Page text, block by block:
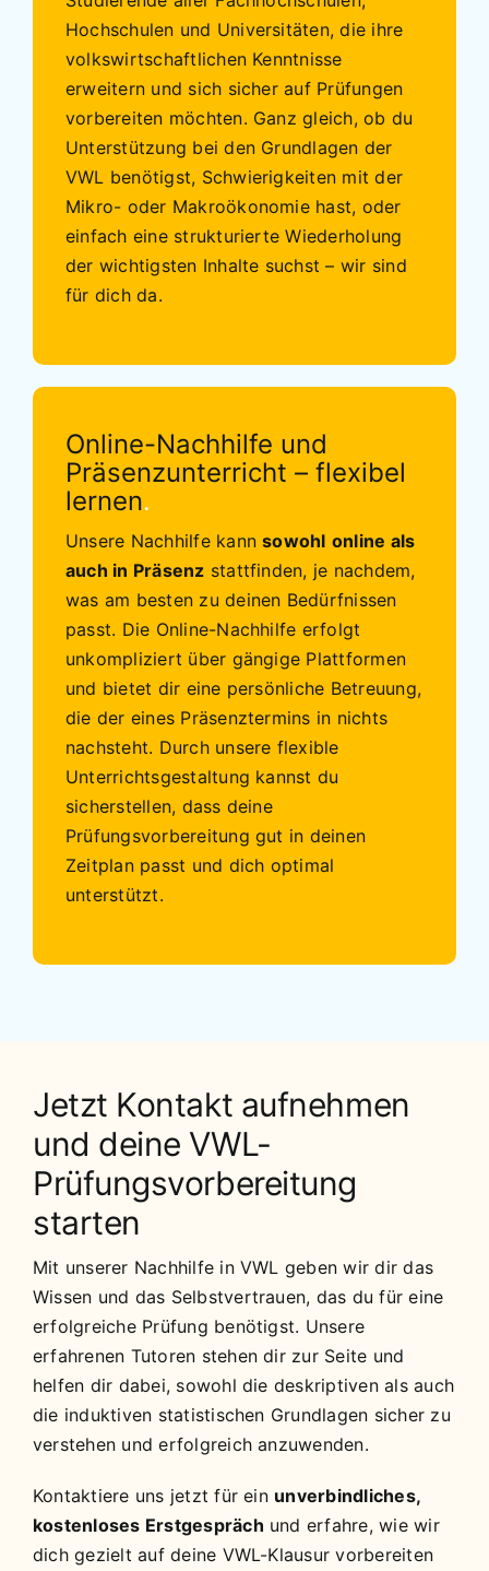
Hochschulen und Universitäten, die ihre
volkswirtschaftlichen Kenntnisse
erweitern und sich sicher auf Prüfungen
vorbereiten möchten. Ganz gleich, ob du
Unterstützung bei den Grundlagen der
VWL benötigst, Schwierigkeiten mit der
Mikro- oder Makroökonomie hast, oder
einfach eine strukturierte Wiederholung
der wichtigsten Inhalte suchst – wir sind
für dich da.
Online-Nachhilfe und
Präsenzunterricht – flexibel
lernen.
Unsere Nachhilfe kannsowohl online als
auch in Präsenz stattfinden, je nachdem,
was am besten zu deinen Bedürfnissen
passt. Die Online-Nachhilfe erfolgt
unkompliziert über gängige Plattformen
und bietet dir eine persönliche Betreuung,
die der eines Präsenztermins in nichts
nachsteht. Durch unsere flexible
Unterrichtsgestaltung kannst du
sicherstellen, dass deine
Prüfungsvorbereitung gut in deinen
Zeitplan passt und dich optimal
unterstützt.
Jetzt Kontakt aufnehmen
und deine VWL-
Prüfungsvorbereitung
starten
Mit unserer Nachhilfe in VWL geben wir dir das
Wissen und das Selbstvertrauen, das du für eine
erfolgreiche Prüfung benötigst. Unsere
erfahrenen Tutoren stehen dir zur Seite und
helfen dir dabei, sowohl die deskriptiven als auch
die induktiven statistischen Grundlagen sicher zu
verstehen und erfolgreich anzuwenden.
Kontaktiere uns jetzt für ein unverbindliches,
kostenloses Erstgespräch und erfahre, wie wir
dich gezielt auf deine VWL-Klausur vorbereiten